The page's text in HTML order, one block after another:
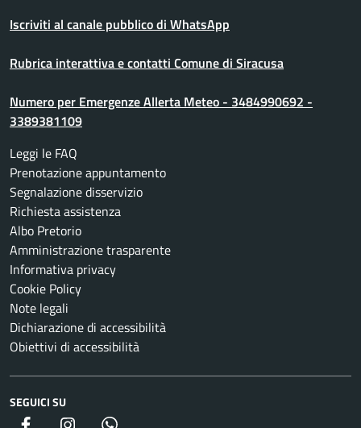
Iscriviti al canale pubblico di WhatsApp
Rubrica interattiva e contatti Comune di Siracusa
Numero per Emergenze Allerta Meteo - 3484990692 -
3389381109
Leggi le FAQ
Prenotazione appuntamento
Segnalazione disservizio
Richiesta assistenza
Albo Pretorio
Amministrazione trasparente
Informativa privacy
Cookie Policy
Note legali
Dichiarazione di accessibilità
Obiettivi di accessibilità
SEGUICI SU